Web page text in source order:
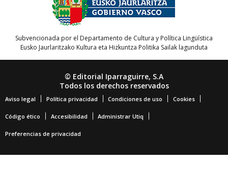
Subvencionada por el Departamento de Cultura y Política Lingüística
Eusko Jaurlaritzako Kultura eta Hizkuntza Politika Sailak lagunduta
© Editorial Iparraguirre, S.A
Todos los derechos reservados
Aviso legal Política privacidad Condiciones de uso Cookies
Código ético Accesibilidad Administrar Utiq
Preferencias de privacidad